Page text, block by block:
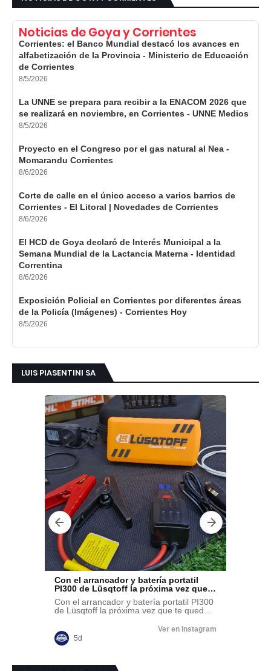
Noticias de Goya y Corrientes
Corrientes: el Banco Mundial destacó los avances en
alfabetización de la Provincia - Ministerio de Educación
de Corrientes
8/5/2026
La UNNE se prepara para recibir a la ENACOM 2026 que
se realizará en noviembre, en Corrientes - UNNE Medios
8/5/2026
Proyecto en el Congreso por el gas natural al Nea -
Momarandu Corrientes
8/6/2026
Corte de calle en el único acceso a varios barrios de
Corrientes - El Litoral | Novedades de Corrientes
8/6/2026
El HCD de Goya declaró de Interés Municipal a la
Semana Mundial de la Lactancia Materna - Identidad
Correntina
8/6/2026
Exposición Policial en Corrientes por diferentes áreas
de la Policía (Imágenes) - Corrientes Hoy
8/5/2026
LUIS PIASENTINI SA